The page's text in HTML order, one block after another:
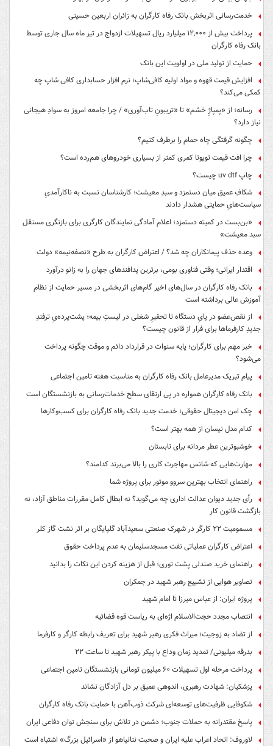
خدمت‌رسانی اثربخش بانک رفاه کارگران به زائران اربعین حسینی
پرداخت بیش از ۱۲,۰۰۰ میلیارد ریال تسهیلات ازدواج در تیر ماه سال جاری توسط
بانک رفاه کارگران
حمایت از تولید ملی در اولویت این بانک
افزایش قیمت قهوه و مواد اولیه کافی‌شاپ؛ نرم افزار حسابداری کافی شاپ چه
کمکی می‌کند؟
رسانه؛ از «پمپاژِ خشم» تا «تریبونِ تاب‌آوری» / چرا جامعه امروز به سوادِ هیجانی
نیاز دارد؟
چگونه گرفتگی چاه حمام را برطرف کنیم؟
چرا افت قیمت تویوتا کمری کمتر از بسیاری خودروهای هم‌رده است؟
چاپ uv dtf چیست؟
شکافِ عمیق میان دستمزد و سبدِ معیشت؛ کارشناسان نسبت به ناکارآمدیِ
سیاست‌هایِ حمایتی هشدار دادند
«بن‌بست در کمیته دستمزد؛ اعلام آمادگی نمایندگان کارگری برای بازنگری مستقل
سبد معیشت»
وعده حذف پیمانکاران چه شد؟ / اعتراض کارگران به طرح «نصفه‌نیمه» دولت
اقتدار ایرانی؛ وقتی فناوری بومی، برترین پدافندهای جهان را به زانو درآورد
بانک رفاه کارگران در سال‌های اخیر گام‌های اثربخشی در مسیر حمایت از نظام
آموزش عالی برداشته است
از نقص‌عضو در پایِ دستگاه تا تحقیرِ شغلی در لیستِ بیمه؛ پشت‌پرده‌یِ ترفندِ
جدیدِ کارفرماها برای فرار از قانون چیست؟
خبر مهم برای کارگران؛ پایه سنوات در قرارداد دائم و موقت چگونه پرداخت
می‌شود؟
پیام تبریک مدیرعامل بانک رفاه کارگران به مناسبت هفته تامین اجتماعی
بانک رفاه کارگران همواره در پی ارتقای سطح خدمات‌رسانی به بازنشستگان است
چک امن دیجیتال حقوقی؛ خدمت جدید بانک رفاه کارگران برای کسب‌وکارها
کدام مدل نیسان از همه بهتر است؟
خوشبوترین عطر مردانه برای تابستان
مهارت‌هایی که شانس مهاجرت کاری را بالا می‌برند کدامند؟
راهنمای انتخاب بهترین سروو موتور برای پروژه شما
رأی جدید دیوان عدالت اداری چه می‌گوید؟ نه ابطال کامل مقررات مناطق آزاد، نه
بازگشت قانون کار
مسمومیت ۲۲ کارگر در شهرک صنعتی سعیدآباد گلپایگان بر اثر نشت گاز کلر
اعتراض کارگران عملیاتی نفت مسجدسلیمان به عدم پرداخت حقوق
راهنمای خرید صندلی پشت توری؛ قبل از هزینه کردن این نکات را بدانید
تصاویر هوایی از تشییع رهبر شهید در جمکران
پروژه ایران: از عباس میرزا تا امام شهید
انتصاب مجدد حجت‌الاسلام اژه‌ای به ریاست قوه‌ قضائیه
از تضاد به زوجیت؛ میراث فکری رهبر شهید برای تعریف رابطه کارگر و کارفرما
بدرقه میلیونی/ تمدید زمان وداع با پیکر رهبر شهید تا ساعت ۲۲
پرداخت مرحله اول تسهیلات ۶۰ میلیون تومانی بازنشستگان تامین اجتماعی
پزشکیان: شهادت رهبری، اندوهی عمیق بر دل آزادگان نشاند
شکوفایی ظرفیت‌های توسعه‌ای شرکت ذوب‌آهن با حمایت‌ بانک رفاه کارگران
پاسخ مقتدرانه به حملات جنوب؛ دشمن در تلاش برای سنجش توان دفاعی ایران
لاوروف: اتحاد اعراب علیه ایران و صحبت نتانیاهو از «اسرائیل بزرگ» اشتباه است